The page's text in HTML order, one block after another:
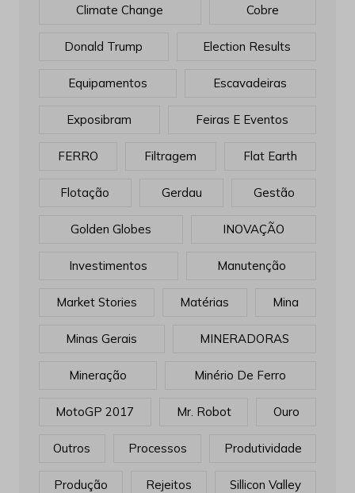
Climate Change Cobre
Donald Trump Election Results
Equipamentos Escavadeiras
Exposibram Feiras E Eventos
FERRO Filtragem Flat Earth
Flotação Gerdau Gestão
Golden Globes INOVAÇÃO
Investimentos Manutenção
Market Stories Matérias Mina
Minas Gerais MINERADORAS
Mineração Minério De Ferro
MotoGP 2017 Mr. Robot Ouro
Outros Processos Produtividade
Produção Rejeitos Sillicon Valley